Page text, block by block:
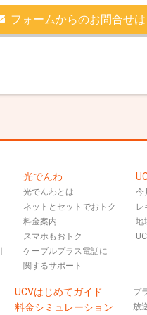
フォームからのお問合せ
光でんわ
光でんわとは
ネットとセットでおトク
料金案内
スマホもおトク
ケーブルプラス電話に
関するサポート
今
レ
地
UCVはじめてガイド
料金シミュレーション
プ
放